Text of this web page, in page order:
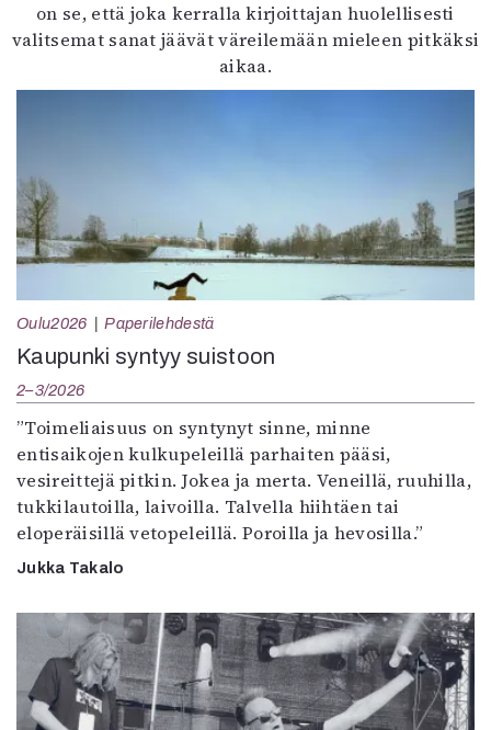
on se, että joka kerralla kirjoittajan huolellisesti
valitsemat sanat jäävät väreilemään mieleen pitkäksi
aikaa.
Oulu2026 Paperilehdestä
Kaupunki syntyy suistoon
2–3/2026
”Toimeliaisuus on syntynyt sinne, minne
entisaikojen kulkupeleillä parhaiten pääsi,
vesireittejä pitkin. Jokea ja merta. Veneillä, ruuhilla,
tukkilautoilla, laivoilla. Talvella hiihtäen tai
eloperäisillä vetopeleillä. Poroilla ja hevosilla.”
Jukka Takalo